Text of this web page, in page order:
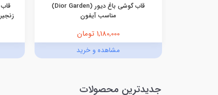
قاب گوشی باغ دیور (Dior Garden)
مناسب آیفون
1,180,000 تومان
مشاهده و خرید
جدیدترین محصولات